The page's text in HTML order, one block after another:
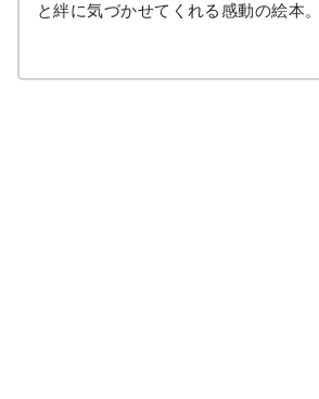
と絆に気づかせてくれる感動の絵本。